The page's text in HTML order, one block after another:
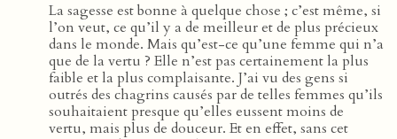
La sagesse est bonne à quelque chose ; c’est même, si
l’on veut, ce qu’il y a de meilleur et de plus précieux
dans le monde. Mais qu’est-ce qu’une femme qui n’a
que de la vertu ? Elle n’est pas certainement la plus
faible et la plus complaisante. J’ai vu des gens si
outrés des chagrins causés par de telles femmes qu’ils
souhaitaient presque qu’elles eussent moins de
vertu, mais plus de douceur. Et en effet, sans cet